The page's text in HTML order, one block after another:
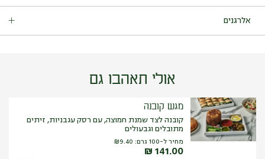
אלרגנים
אולי תאהבו גם
מגש קובנה
קובנה לצד שמנת חמוצה, עם רסק עגבניות, זיתים
מתובלים וגבעולים
מחיר ל-100 גרם: ₪9.40
₪ 141.00